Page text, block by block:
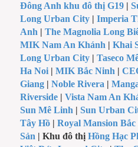
Đông Anh khu đô thị G19 |
Long Urban City |Imperia
Anh |The Magnolia Long
MIK Nam An Khánh |Khai
Long Urban City |Taseco
Ha Noi | MIK Bắc Ninh |
Giang |Noble Rivera |
Riverside |Vista Nam An
Sun Mê Linh |Sun Urban
Tây Hồ |Royal Mansion Bắc
Sản | Khu đô thịHồng Hạc